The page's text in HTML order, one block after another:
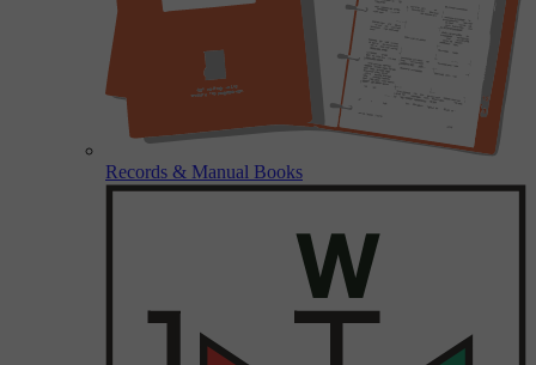
Records & Manual Books